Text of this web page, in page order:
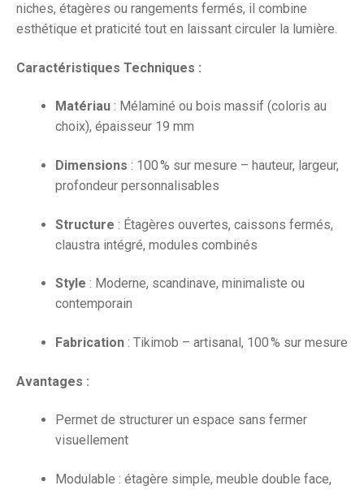
niches, étagères ou rangements fermés, il combine
esthétique et praticité tout en laissant circuler la lumière.
Caractéristiques Techniques :
Matériau : Mélaminé ou bois massif (coloris au
choix), épaisseur 19 mm
Dimensions : 100 % sur mesure – hauteur, largeur,
profondeur personnalisables
Structure : Étagères ouvertes, caissons fermés,
claustra intégré, modules combinés
Style : Moderne, scandinave, minimaliste ou
contemporain
Fabrication : Tikimob – artisanal, 100 % sur mesure
Avantages :
Permet de structurer un espace sans fermer
visuellement
Modulable : étagère simple, meuble double face,